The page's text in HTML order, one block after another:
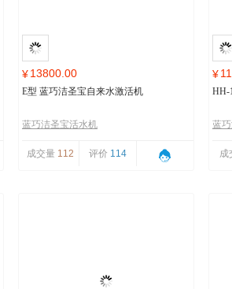
¥13800.00
E型 蓝巧洁圣宝自来水激活机
蓝巧洁圣宝活水机
成交量 112 评价 114
¥
HH-
蓝
成